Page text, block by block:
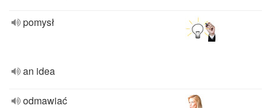
pomysł
an idea
odmawiać